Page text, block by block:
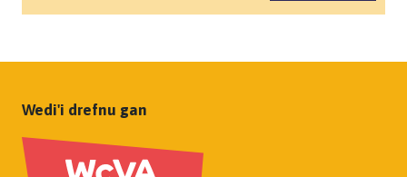
Wedi'i drefnu gan